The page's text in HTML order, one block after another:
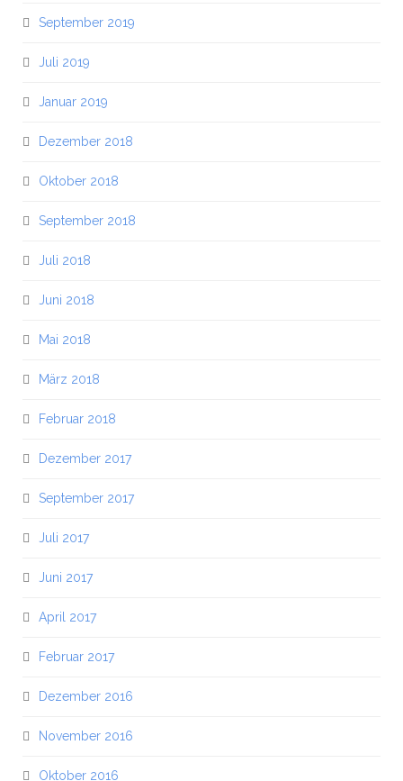
September 2019
Juli 2019
Januar 2019
Dezember 2018
Oktober 2018
September 2018
Juli 2018
Juni 2018
Mai 2018
März 2018
Februar 2018
Dezember 2017
September 2017
Juli 2017
Juni 2017
April 2017
Februar 2017
Dezember 2016
November 2016
Oktober 2016